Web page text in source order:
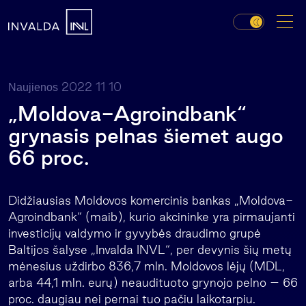
Naujienos 2022 11 10
„Moldova-Agroindbank“
grynasis pelnas šiemet augo
66 proc.
Didžiausias Moldovos komercinis bankas „Moldova-
Agroindbank“ (maib), kurio akcininke yra pirmaujanti
investicijų valdymo ir gyvybės draudimo grupė
Baltijos šalyse „Invalda INVL“, per devynis šių metų
mėnesius uždirbo 836,7 mln. Moldovos lėjų (MDL,
arba 44,1 mln. eurų) neaudituoto grynojo pelno – 66
proc. daugiau nei pernai tuo pačiu laikotarpiu.